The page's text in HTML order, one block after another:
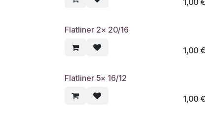
1,00€
Flatliner 2x 20/16
1,00€
Flatliner 5x 16/12
1,00€